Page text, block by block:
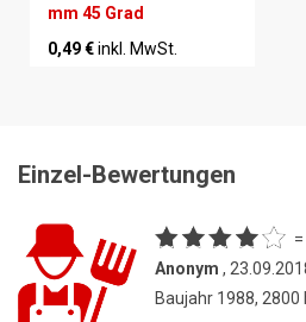
mm 45 Grad
0,49 €inkl. MwSt.
Einzel-Bewertungen
Anonym ,
Baujahr 1988,